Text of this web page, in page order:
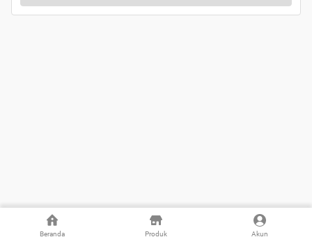
Beranda Produk Akun